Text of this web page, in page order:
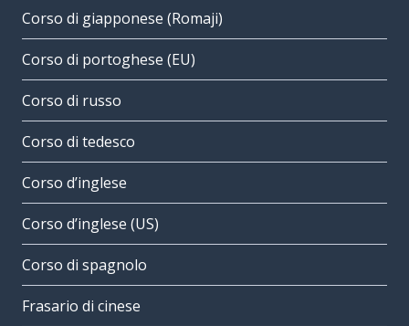
Corso di giapponese (Romaji)
Corso di portoghese (EU)
Corso di russo
Corso di tedesco
Corso d’inglese
Corso d’inglese (US)
Corso di spagnolo
Frasario di cinese